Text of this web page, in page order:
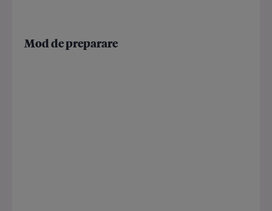
Mod de preparare